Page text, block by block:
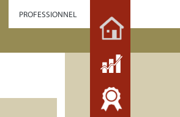
PROFESSIONNEL